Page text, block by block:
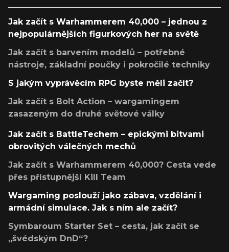
Jak začít s Warhammerem 40,000 – jednou z
nejpopulárnějších figurkových her na světě
Jak začít s barvením modelů – potřebné
nástroje, základní poučky i pokročilé techniky
S jakým vyprávěcím RPG byste měli začít?
Jak začít s Bolt Action – wargamingem
zasazeným do druhé světové války
Jak začít s BattleTechem – epickými bitvami
obrovitých válečných mechů
Jak začít s Warhammerem 40,000? Cesta vede
přes přístupnější Kill Team
Wargaming poslouží jako zábava, vzdělání i
armádní simulace. Jak s ním ale začít?
Symbaroum Starter Set – cesta, jak začít se
„švédským DnD“?